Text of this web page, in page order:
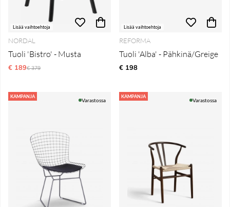
Lisää vaihtoehtoja
NORDAL
Tuoli 'Bistro' - Musta
€ 189Normaali hinta
€ 379
Lisää vaihtoehtoja
REFORMA
Tuoli 'Alba' - Pähkinä/Greige
€ 198
KAMPANJA
Varastossa
KAMPANJA
Varastossa